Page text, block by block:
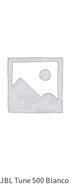
JBL Tune 500 Blanco